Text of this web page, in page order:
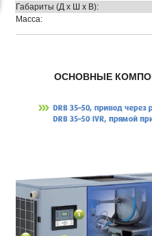
Габариты (Д х Ш х В):
Масса:
ОСНОВНЫЕ